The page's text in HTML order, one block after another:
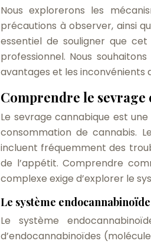
Nous explorerons les
précautions à observer, ainsi
essentiel de souligner que
professionnel. Nous
avantages et les inconvénients
Comprendre le
Le sevrage cannabique est
consommation de cannabis.
incluent fréquemment des
de l’appétit. Comprendre
complexe exige d’explorer le
Le système
Le système
d’endocannabinoïdes